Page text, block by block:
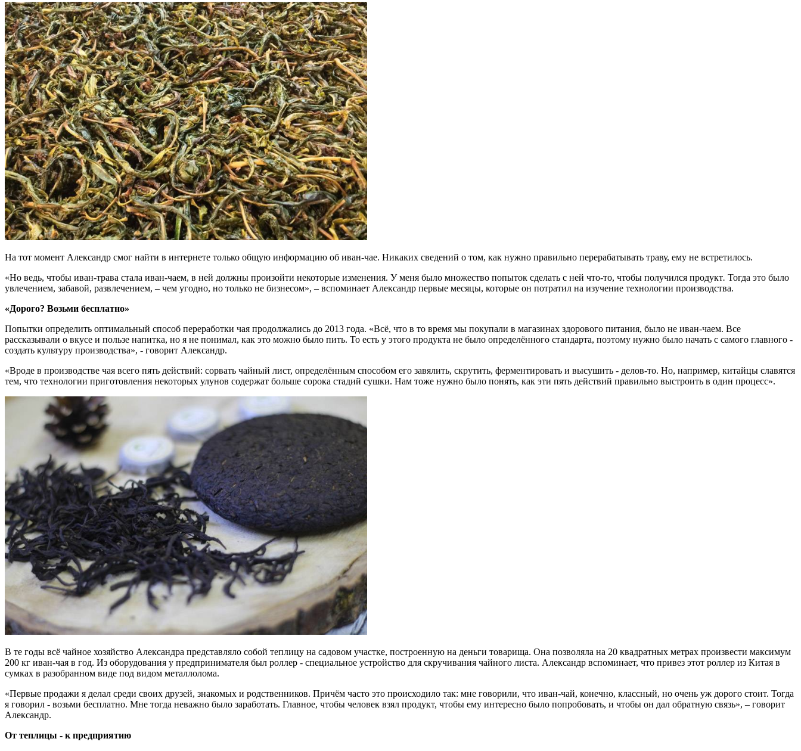
На тот момент Александр смог найти в интернете только общую информацию об иван-чае. Никаких сведений о том, как нужно правильно перерабатывать траву, ему не встретилось.
«Но ведь, чтобы иван-трава стала иван-чаем, в ней должны произойти некоторые изменения. У меня было множество попыток сделать с ней что-то, чтобы получился продукт. Тогда это было
увлечением, забавой, развлечением, – чем угодно, но только не бизнесом», – вспоминает Александр первые месяцы, которые он потратил на изучение технологии производства.
«Дорого? Возьми бесплатно»
Попытки определить оптимальный способ переработки чая продолжались до 2013 года. «Всё, что в то время мы покупали в магазинах здорового питания, было не иван-чаем. Все
рассказывали о вкусе и пользе напитка, но я не понимал, как это можно было пить. То есть у этого продукта не было определённого стандарта, поэтому нужно было начать с самого главного -
создать культуру производства», - говорит Александр.
«Вроде в производстве чая всего пять действий: сорвать чайный лист, определённым способом его завялить, скрутить, ферментировать и высушить - делов-то. Но, например, китайцы славятся
тем, что технологии приготовления некоторых улунов содержат больше сорока стадий сушки. Нам тоже нужно было понять, как эти пять действий правильно выстроить в один процесс».
В те годы всё чайное хозяйство Александра представляло собой теплицу на садовом участке, построенную на деньги товарища. Она позволяла на 20 квадратных метрах произвести максимум
200 кг иван-чая в год. Из оборудования у предпринимателя был роллер - специальное устройство для скручивания чайного листа. Александр вспоминает, что привез этот роллер из Китая в
сумках в разобранном виде под видом металлолома.
«Первые продажи я делал среди своих друзей, знакомых и родственников. Причём часто это происходило так: мне говорили, что иван-чай, конечно, классный, но очень уж дорого стоит. Тогда
я говорил - возьми бесплатно. Мне тогда неважно было заработать. Главное, чтобы человек взял продукт, чтобы ему интересно было попробовать, и чтобы он дал обратную связь», – говорит
Александр.
От теплицы - к предприятию